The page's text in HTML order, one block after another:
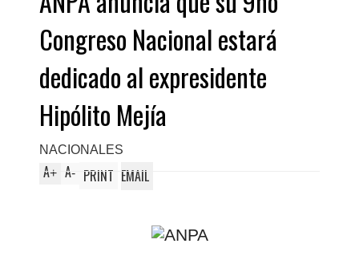
Congreso Nacional estará
dedicado al expresidente
Hipólito Mejía
NACIONALES
A+ A- PRINT EMAIL